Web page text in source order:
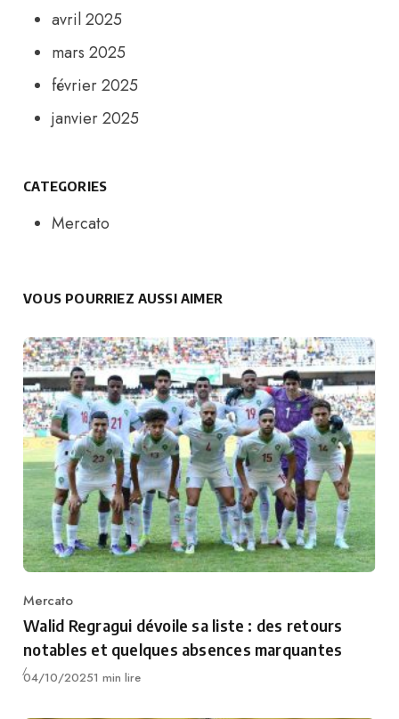
avril 2025
mars 2025
février 2025
janvier 2025
CATEGORIES
Mercato
VOUS POURRIEZ AUSSI AIMER
Category
Mercato
Walid Regragui dévoile sa liste : des retours
notables et quelques absences marquantes
Publié
04/10/20251 min lire